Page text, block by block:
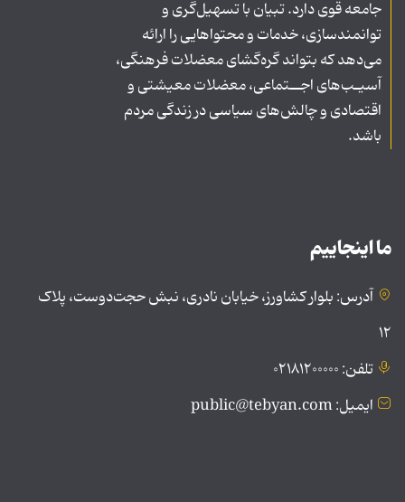
جامعه قوی دارد. تبیان با تسهیل‌گری و
توانمندسازی، خدمات و محتواهایی را ارائه
می‌دهد که بتواند گره‌گشای معضلات فرهنگی،
آسیـب‌های اجــتماعی، معضلات معیشتی و
اقتصادی و چالش‌های سیاسی در زندگی مردم
باشد.
ما اینجاییم
آدرس: بلوار کشاورز، خیابان نادری، نبش حجت‌دوست، پلاک
۱۲
تلفن: ۰۲۱۸۱۲۰۰۰۰۰
ایمیل: public@tebyan.com